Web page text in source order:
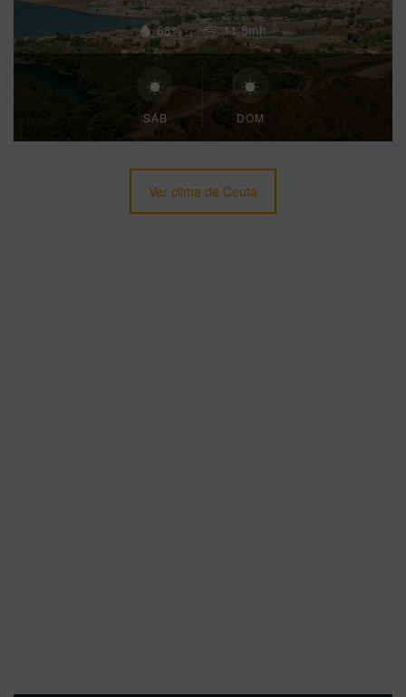
68% 11.5mh
SÁB DOM
Ver clima de Ceuta